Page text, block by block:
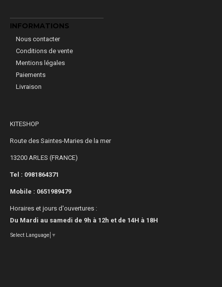
INFORMATIONS
Nous contacter
Conditions de vente
Mentions légales
Paiements
Livraison
KITESHOP
Route des Saintes-Maries de la mer
13200 ARLES (FRANCE)
Tel : 0981864371
Mobile : 0651989479
Horaires et jours d'ouvertures :
Du Mardi au samedi de 9h à 12h et de 14H à 18H
Select Language ▼